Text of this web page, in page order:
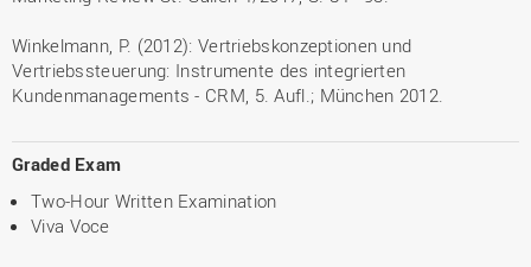
Winkelmann, P. (2012): Vertriebskonzeptionen und
Vertriebssteuerung: Instrumente des integrierten
Kundenmanagements - CRM, 5. Aufl.; München 2012.
Graded Exam
Two-Hour Written Examination
Viva Voce